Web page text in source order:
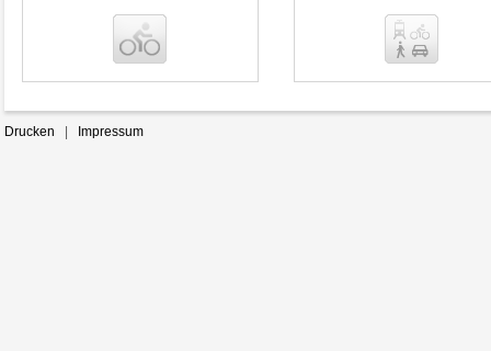
Homepage und Desktop mit
unserer Auskunft verlinken
Drucken Impressum